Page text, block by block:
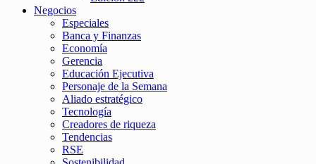
Negocios
Especiales
Banca y Finanzas
Economía
Gerencia
Educación Ejecutiva
Personaje de la Semana
Aliado estratégico
Tecnología
Creadores de riqueza
Tendencias
RSE